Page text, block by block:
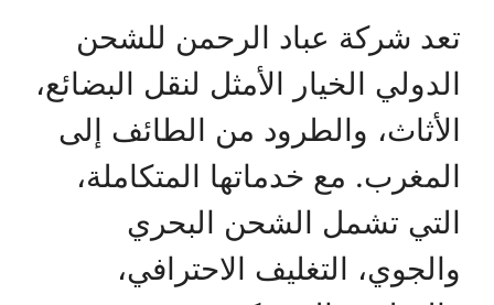
تعد شركة عباد الرحمن للشحن
الدولي الخيار الأمثل لنقل البضائع،
الأثاث، والطرود من الطائف إلى
المغرب. مع خدماتها المتكاملة،
التي تشمل الشحن البحري
والجوي، التغليف الاحترافي،